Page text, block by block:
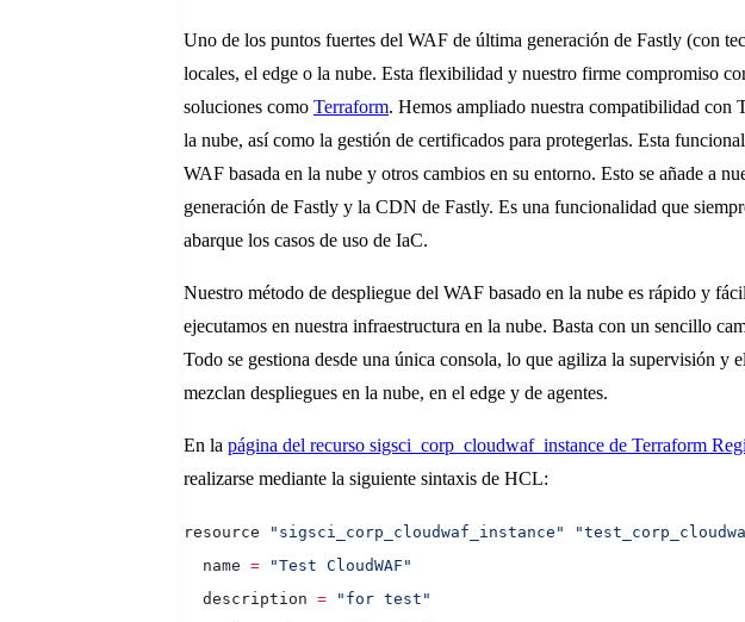
Uno de los puntos fuertes del WAF de última generación de Fastly (con
locales, el edge o la nube. Esta flexibilidad y nuestro firme compromiso
soluciones como Terraform. Hemos ampliado nuestra compatibilidad con
la nube, así como la gestión de certificados para protegerlas. Esta
WAF basada en la nube y otros cambios en su entorno. Esto se añade a
generación de Fastly y la CDN de Fastly. Es una funcionalidad que
abarque los casos de uso de IaC.
Nuestro método de despliegue del WAF basado en la nube es rápido y
ejecutamos en nuestra infraestructura en la nube. Basta con un sencillo
Todo se gestiona desde una única consola, lo que agiliza la supervisión
mezclan despliegues en la nube, en el edge y de agentes.
En la página del recurso sigsci _corp_cloudwaf_instance de Terraform
realizarse mediante la siguiente sintaxis de HCL:
resource "sigsci_corp_cloudwaf_instance"
  name
= "Test CloudWAF"
  description
= "for test"